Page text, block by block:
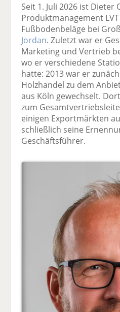
Seit 1. Juli 2026 ist
Produktmanagement
Fußbodenbeläge bei
Jordan. Zuletzt war er
Marketing und Vertrieb
wo er verschiedene
hatte: 2013 war er
Holzhandel zu dem
aus Köln gewechselt.
zum
einigen Exportmärkten
schließlich seine
Geschäftsführer.